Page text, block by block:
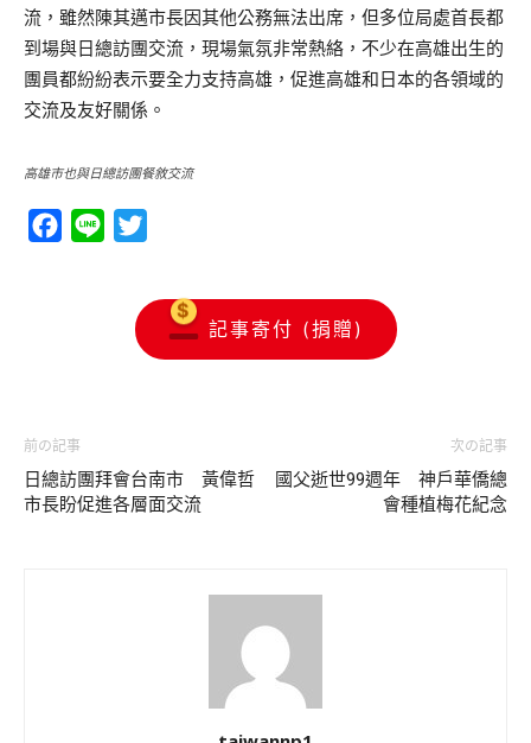
流，雖然陳其邁市長因其他公務無法出席，但多位局處首長都
到場與日總訪團交流，現場氣氛非常熱絡，不少在高雄出生的
團員都紛紛表示要全力支持高雄，促進高雄和日本的各領域的
交流及友好關係。
高雄市也與日總訪團餐敘交流
Facebook
Line
記事寄付 (捐贈)
前の記事
日總訪團拜會台南市 黃偉哲
市長盼促進各層面交流
次の記事
國父逝世99週年 神戶華僑總
會種植梅花紀念